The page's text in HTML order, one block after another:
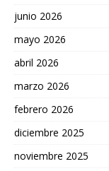
junio 2026
mayo 2026
abril 2026
marzo 2026
febrero 2026
diciembre 2025
noviembre 2025